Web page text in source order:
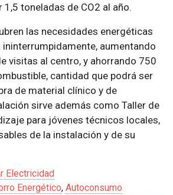
toneladas de CO2 al año.
las necesidades energéticas
aumentando
visitas al centro, y ahorrando 750
cantidad que podrá ser
de material clínico y de
sirve además como Taller de
para jóvenes técnicos locales,
de la instalación y de su
Electricidad
Energético, Autoconsumo